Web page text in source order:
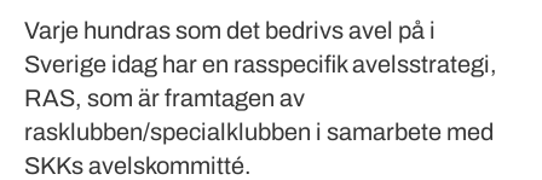
Varje hundras som det bedrivs avel på i
Sverige idag har en rasspecifik avelsstrategi,
RAS, som är framtagen av
rasklubben/specialklubben i samarbete med
SKKs avelskommitté.